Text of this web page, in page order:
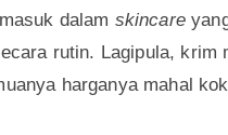
dalam skincare
rutin. Lagipula, krim
harganya mahal